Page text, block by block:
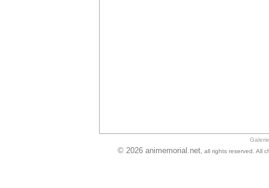
Galerie
© 2026 animemorial.net , all rights reserved. All